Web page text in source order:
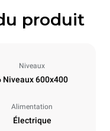
produit
Niveaux
Niveaux 600x400
Alimentation
Électrique